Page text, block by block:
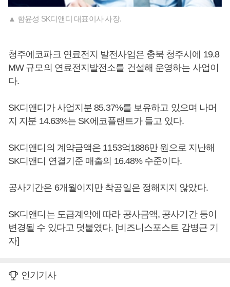
▲ 함윤성 SK디앤디 대표이사 사장.
청주에코파크 연료전지 발전사업은 충북 청주시에 19.8
MW 규모의 연료전지발전소를 건설해 운영하는 사업이
다.
SK디앤디가 사업지분 85.37%를 보유하고 있으며 나머
지 지분 14.63%는 SK에코플랜트가 들고 있다.
SK디앤디의 계약금액은 1153억1886만 원으로 지난해
SK디앤디 연결기준 매출의 16.48% 수준이다.
공사기간은 6개월이지만 착공일은 정해지지 않았다.
SK디앤디는 도급계약에 따라 공사금액, 공사기간 등이
변경될 수 있다고 덧붙였다. [비즈니스포스트 감병근 기
자]
인기기사